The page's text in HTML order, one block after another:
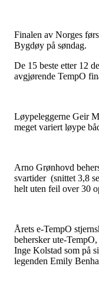
Finalen av Norges
Bygdøy på søndag.
De 15 beste etter 12
avgjørende TempO
Løypeleggerne Geir
meget variert løype
Arno Grønhovd
svartider (snittet 3,8
helt uten feil over 30
Årets e-TempO
behersker ute-
Inge Kolstad som på
legenden Emily